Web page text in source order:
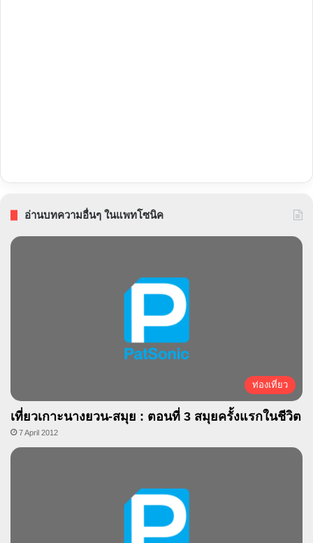
อ่านบทความอื่นๆ ในแพทโซนิค
ท่องเที่ยว
เที่ยวเกาะนางยวน-สมุย : ตอนที่ 3 สมุยครั้งแรกในชีวิต
7 April 2012